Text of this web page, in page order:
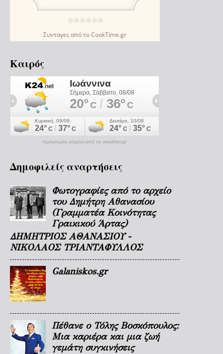
Συνταγεςαπό τοCookTime.gr
Καιρός
πρόγνωση καιρού από το weather.gr
Δημοφιλείς αναρτήσεις
Φωτογραφίες από το αρχείο
του Δημήτρη Αθανασίου
(Γραμματέα Κοινότητας
Γραικικού Άρτας)
ΔΗΜΗΤΡΙΟΣ ΑΘΑΝΑΣΙΟΥ -
ΝΙΚΟΛΑΟΣ ΤΡΙΑΝΤΑΦΥΛΛΟΣ
Galaniskos.gr
Πέθανε ο Τόλης Βοσκόπουλος:
Μια καριέρα και μια ζωή
γεμάτη συγκινήσεις